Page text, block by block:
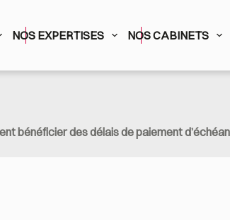
NOS EXPERTISES NOS CABINETS
bénéficier des délais de paiement